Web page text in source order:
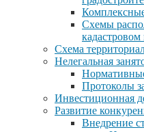
Схемы
Схема
Нелегальная
Протоколы
Инвестиционная
Развитие
Внедрение